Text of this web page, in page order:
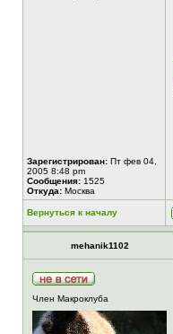
Зарегистрирован: Пт фев 04,
2005 8:48 pm
Сообщения: 1525
Откуда: Москва
Вернуться к началу
mehanik1102
Член Макроклуба